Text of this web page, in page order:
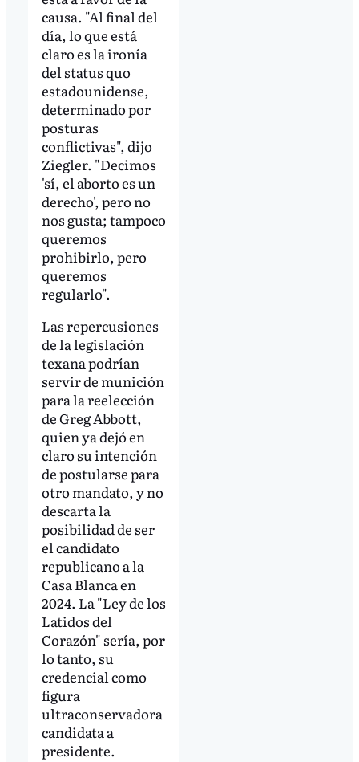
causa. "Al final del
día, lo que está
claro es la ironía
del status quo
estadounidense,
determinado por
posturas
conflictivas", dijo
Ziegler. "Decimos
'sí, el aborto es un
derecho', pero no
nos gusta; tampoco
queremos
prohibirlo, pero
queremos
regularlo".
Las repercusiones
de la legislación
texana podrían
servir de munición
para la reelección
de Greg Abbott,
quien ya dejó en
claro su intención
de postularse para
otro mandato, y no
descarta la
posibilidad de ser
el candidato
republicano a la
Casa Blanca en
2024. La "Ley de los
Latidos del
Corazón" sería, por
lo tanto, su
credencial como
figura
ultraconservadora
candidata a
presidente.